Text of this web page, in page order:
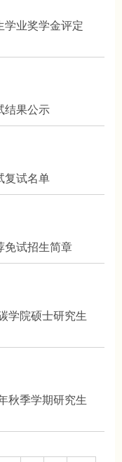
学业奖学金评定
结果公示
复试名单
免试招生简章
学院硕士研究生
秋季学期研究生